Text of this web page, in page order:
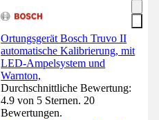
Ortungsgerät Bosch Truvo II
automatische Kalibrierung, mit
LED-Ampelsystem und
Warnton,
Durchschnittliche Bewertung:
4.9 von 5 Sternen. 20
Bewertungen.